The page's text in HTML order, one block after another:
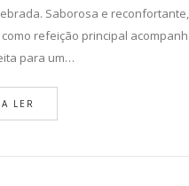
Saborosa e
refeição principal
para um…
LER